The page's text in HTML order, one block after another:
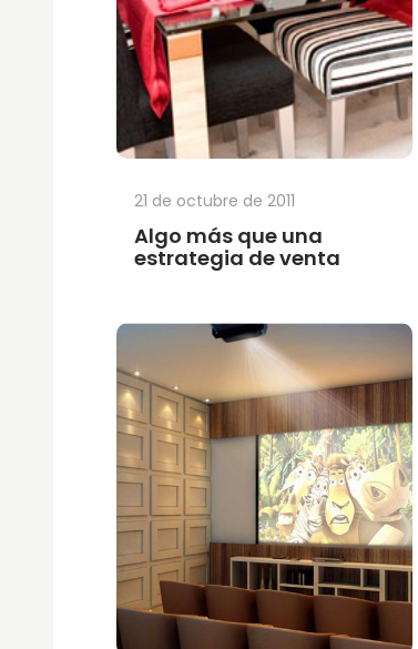
Algo más que una
estrategia de venta
21 de octubre de 2011